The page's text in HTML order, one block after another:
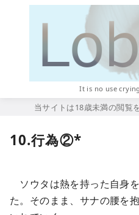
It is no use
当サイトは18歳未満の閲覧
10.行為②*
ソウタは熱を持った自身
た。そのまま、サナの腰を